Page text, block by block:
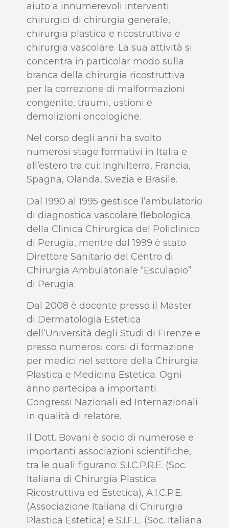
aiuto a innumerevoli interventi
chirurgici di chirurgia generale,
chirurgia plastica e ricostruttiva e
chirurgia vascolare. La sua attività si
concentra in particolar modo sulla
branca della chirurgia ricostruttiva
per la correzione di malformazioni
congenite, traumi, ustioni e
demolizioni oncologiche.
Nel corso degli anni ha svolto
numerosi stage formativi in Italia e
all’estero tra cui: Inghilterra, Francia,
Spagna, Olanda, Svezia e Brasile.
Dal 1990 al 1995 gestisce l’ambulatorio
di diagnostica vascolare flebologica
della Clinica Chirurgica del Policlinico
di Perugia, mentre dal 1999 è stato
Direttore Sanitario del Centro di
Chirurgia Ambulatoriale “Esculapio”
di Perugia.
Dal 2008 è docente presso il Master
di Dermatologia Estetica
dell’Università degli Studi di Firenze e
presso numerosi corsi di formazione
per medici nel settore della Chirurgia
Plastica e Medicina Estetica. Ogni
anno partecipa a importanti
Congressi Nazionali ed Internazionali
in qualità di relatore.
Il Dott. Bovani è socio di numerose e
importanti associazioni scientifiche,
tra le quali figurano: S.I.C.P.R.E. (Soc.
Italiana di Chirurgia Plastica
Ricostruttiva ed Estetica), A.I.C.P.E.
(Associazione Italiana di Chirurgia
Plastica Estetica) e S.I.F.L. (Soc. Italiana